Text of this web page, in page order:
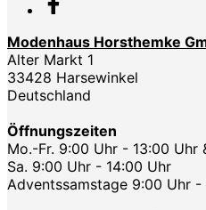
Modenhaus Horsthemke
Alter Markt 1
33428 Harsewinkel
Deutschland
Öffnungszeiten
Mo.-Fr. 9:00 Uhr - 13:00 Uhr
Sa. 9:00 Uhr - 14:00 Uhr
Adventssamstage 9:00 Uhr -